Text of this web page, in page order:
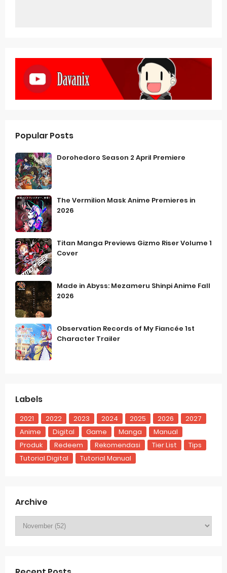
Popular Posts
Dorohedoro Season 2 April Premiere
The Vermilion Mask Anime Premieres in
2026
Titan Manga Previews Gizmo Riser Volume 1
Cover
Made in Abyss: Mezameru Shinpi Anime Fall
2026
Observation Records of My Fiancée 1st
Character Trailer
Labels
2021 2022 2023 2024 2025 2026
2027
Anime
Digital Game Manga
Manual
Produk
Redeem Rekomendasi Tier List
Tips
Tutorial Digital
Tutorial Manual
Archive